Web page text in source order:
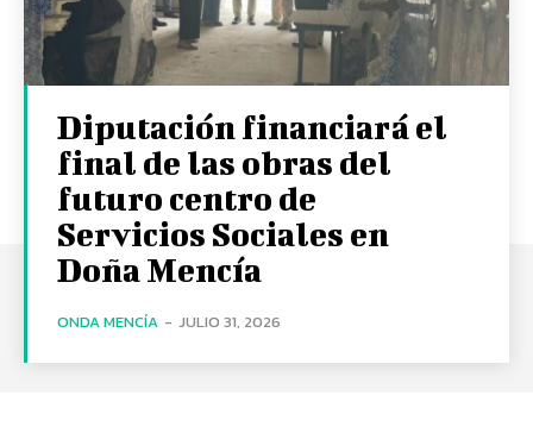
Diputación financiará el
final de las obras del
futuro centro de
Servicios Sociales en
Doña Mencía
ONDA MENCÍA - JULIO 31, 2026